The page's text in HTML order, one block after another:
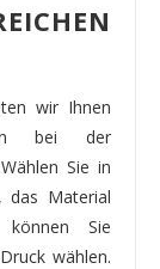
wir Ihnen
bei der
Sie in
das Material
können Sie
wählen.